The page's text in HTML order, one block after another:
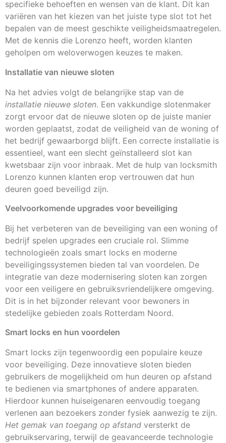
specifieke behoeften en wensen van de klant. Dit kan
variëren van het kiezen van het juiste type slot tot het
bepalen van de meest geschikte veiligheidsmaatregelen.
Met de kennis die Lorenzo heeft, worden klanten
geholpen om weloverwogen keuzes te maken.
Installatie van nieuwe sloten
Na het advies volgt de belangrijke stap van de
installatie nieuwe sloten. Een vakkundige slotenmaker
zorgt ervoor dat de nieuwe sloten op de juiste manier
worden geplaatst, zodat de veiligheid van de woning of
het bedrijf gewaarborgd blijft. Een correcte installatie is
essentieel, want een slecht geïnstalleerd slot kan
kwetsbaar zijn voor inbraak. Met de hulp van locksmith
Lorenzo kunnen klanten erop vertrouwen dat hun
deuren goed beveiligd zijn.
Veelvoorkomende upgrades voor beveiliging
Bij het verbeteren van de beveiliging van een woning of
bedrijf spelen upgrades een cruciale rol. Slimme
technologieën zoals smart locks en moderne
beveiligingssystemen bieden tal van voordelen. De
integratie van deze modernisering sloten kan zorgen
voor een veiligere en gebruiksvriendelijkere omgeving.
Dit is in het bijzonder relevant voor bewoners in
stedelijke gebieden zoals Rotterdam Noord.
Smart locks en hun voordelen
Smart locks zijn tegenwoordig een populaire keuze
voor beveiliging. Deze innovatieve sloten bieden
gebruikers de mogelijkheid om hun deuren op afstand
te bedienen via smartphones of andere apparaten.
Hierdoor kunnen huiseigenaren eenvoudig toegang
verlenen aan bezoekers zonder fysiek aanwezig te zijn.
Het gemak van toegang op afstand versterkt de
gebruikservaring, terwijl de geavanceerde technologie